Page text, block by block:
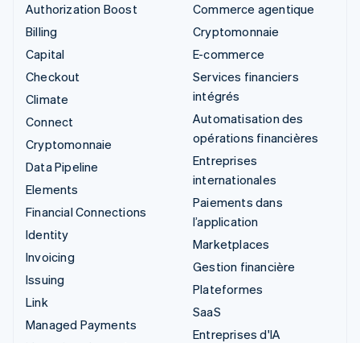
Authorization Boost
Billing
Capital
Checkout
Climate
Connect
Cryptomonnaie
Data Pipeline
Elements
Financial Connections
Identity
Invoicing
Issuing
Link
Managed Payments
Commerce agentique
Cryptomonnaie
E-commerce
Services financiers
intégrés
Automatisation des
opérations financières
Entreprises
internationales
Paiements dans
l’application
Marketplaces
Gestion financière
Plateformes
SaaS
Entreprises d'IA